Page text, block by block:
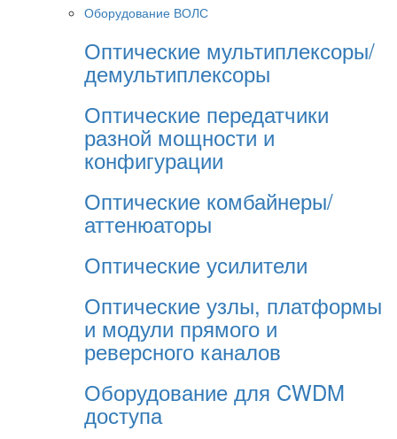
Оборудование ВОЛС
Оптические мультиплексоры/
демультиплексоры
Оптические передатчики
разной мощности и
конфигурации
Оптические комбайнеры/
аттенюаторы
Оптические усилители
Оптические узлы, платформы
и модули прямого и
реверсного каналов
Оборудование для CWDM
доступа